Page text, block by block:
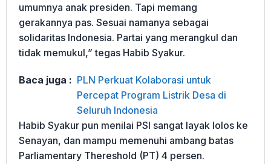
umumnya anak presiden. Tapi memang
gerakannya pas. Sesuai namanya sebagai
solidaritas Indonesia. Partai yang merangkul dan
tidak memukul,” tegas Habib Syakur.
Baca juga : PLN Perkuat Kolaborasi untuk
Percepat Program Listrik Desa di
Seluruh Indonesia
Habib Syakur pun menilai PSI sangat layak lolos ke
Senayan, dan mampu memenuhi ambang batas
Parliamentary Thereshold (PT) 4 persen.